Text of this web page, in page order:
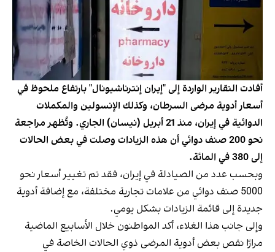
أفادت التقارير الواردة إلى "إيران إنترناشيونال" بارتفاع ملحوظ في
أسعار أدوية مرضى السرطان، وكذلك الإنسولين والمكملات
الدوائية في إيران، منذ 21 أبريل (نيسان) الجاري. وتُظهر مراجعة
نحو 200 صنف دوائي أن هذه الزيادات وصلت في بعض الحالات
إلى 380 في المائة.
وبحسب عدد من الصيادلة في إيران، فقد تم تغيير أسعار نحو
5000 صنف دوائي من علامات تجارية مختلفة، مع إضافة أدوية
جديدة إلى قائمة الزيادات بشكل يومي.
وإلى جانب هذا الغلاء، أكد المواطنون خلال الأسابيع الماضية
مرارًا نقص بعض أدوية المرضى ذوي الحالات الخاصة في